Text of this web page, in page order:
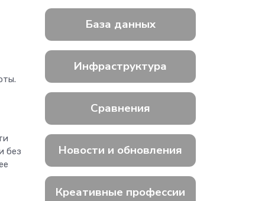
без
База данных
Инфраструктура
Сравнения
Новости и обновления
Креативные профессии